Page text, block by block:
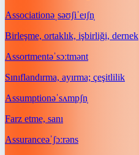
Associationəˌsəʊʃiˈeɪʃn̩
Birleşme, ortaklık, işbirliği, dernek
Assortmentəˈsɔːtmənt
Sınıflandırma, ayırma; çeşitlilik
Assumptionəˈsʌmpʃn̩
Farz etme, sanı
Assuranceəˈʃɔːrəns